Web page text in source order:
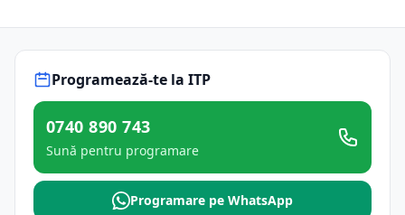
Programează-te la ITP
0740 890 743
Sună pentru programare
Programare pe WhatsApp